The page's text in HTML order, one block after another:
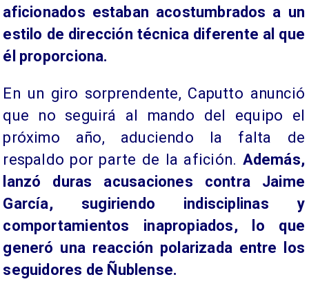
aficionados estaban acostumbrados a un
estilo de dirección técnica diferente al que
él proporciona.
En un giro sorprendente, Caputto anunció
que no seguirá al mando del equipo el
próximo año, aduciendo la falta de
respaldo por parte de la afición. Además,
lanzó duras acusaciones contra Jaime
García, sugiriendo indisciplinas y
comportamientos inapropiados, lo que
generó una reacción polarizada entre los
seguidores de Ñublense.